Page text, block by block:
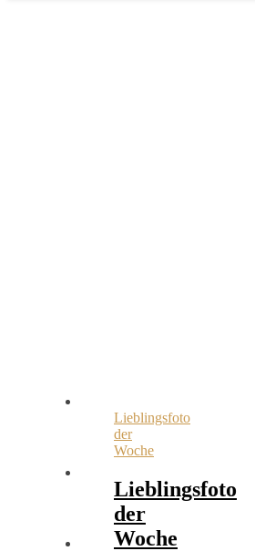
Lieblingsfoto
der
Woche
Lieblingsfoto
der
Woche